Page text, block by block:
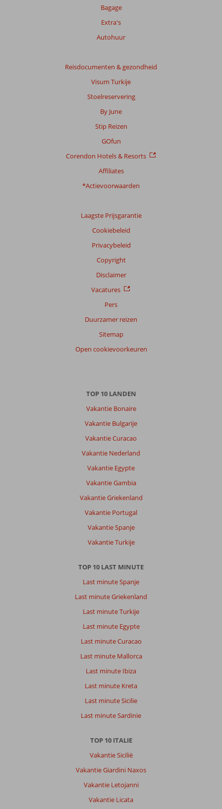
Bagage
Extra's
Autohuur
Reisdocumenten & gezondheid
Visum Turkije
Stoelreservering
By June
Stip Reizen
GOfun
Corendon Hotels & Resorts
Affiliates
*Actievoorwaarden
Laagste Prijsgarantie
Cookiebeleid
Privacybeleid
Copyright
Disclaimer
Vacatures
Pers
Duurzamer reizen
Sitemap
Open cookievoorkeuren
TOP 10 LANDEN
Vakantie Bonaire
Vakantie Bulgarije
Vakantie Curacao
Vakantie Nederland
Vakantie Egypte
Vakantie Gambia
Vakantie Griekenland
Vakantie Portugal
Vakantie Spanje
Vakantie Turkije
TOP 10 LAST MINUTE
Last minute Spanje
Last minute Griekenland
Last minute Turkije
Last minute Egypte
Last minute Curacao
Last minute Mallorca
Last minute Ibiza
Last minute Kreta
Last minute Sicilie
Last minute Sardinie
TOP 10 ITALIE
Vakantie Sicilië
Vakantie Giardini Naxos
Vakantie Letojanni
Vakantie Licata